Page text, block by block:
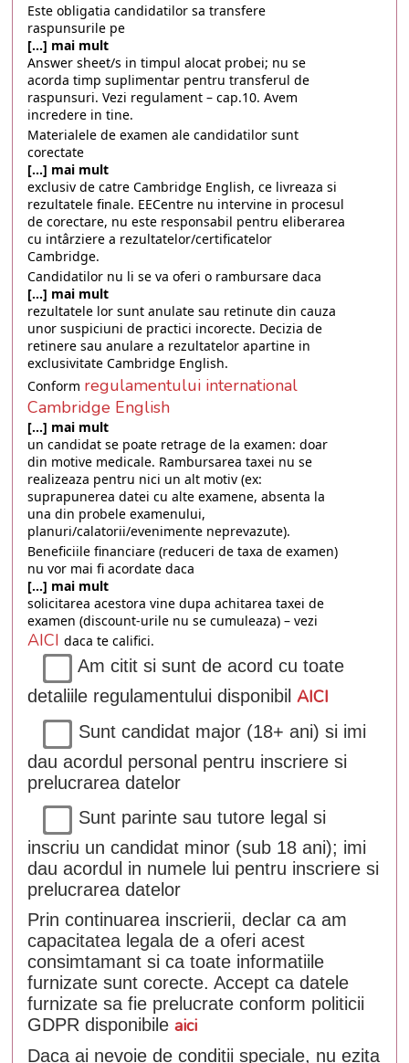
Este obligatia candidatilor sa transfere
raspunsurile pe
[...] mai mult
Answer sheet/s in timpul alocat probei; nu se
acorda timp suplimentar pentru transferul de
raspunsuri. Vezi regulament – cap.10. Avem
incredere in tine.
Materialele de examen ale candidatilor sunt
corectate
[...] mai mult
exclusiv de catre Cambridge English, ce livreaza si
rezultatele finale. EECentre nu intervine in procesul
de corectare, nu este responsabil pentru eliberarea
cu intârziere a rezultatelor/certificatelor
Cambridge.
Candidatilor nu li se va oferi o rambursare daca
[...] mai mult
rezultatele lor sunt anulate sau retinute din cauza
unor suspiciuni de practici incorecte. Decizia de
retinere sau anulare a rezultatelor apartine in
exclusivitate Cambridge English.
Conform regulamentului international
Cambridge English
[...] mai mult
un candidat se poate retrage de la examen: doar
din motive medicale. Rambursarea taxei nu se
realizeaza pentru nici un alt motiv (ex:
suprapunerea datei cu alte examene, absenta la
una din probele examenului,
planuri/calatorii/evenimente neprevazute).
Beneficiile financiare (reduceri de taxa de examen)
nu vor mai fi acordate daca
[...] mai mult
solicitarea acestora vine dupa achitarea taxei de
examen (discount-urile nu se cumuleaza) – vezi
AICI daca te califici.
Am citit si sunt de acord cu toate
detaliile regulamentului disponibil AICI
Sunt candidat major (18+ ani) si imi
dau acordul personal pentru inscriere si
prelucrarea datelor
Sunt parinte sau tutore legal si
inscriu un candidat minor (sub 18 ani); imi
dau acordul in numele lui pentru inscriere si
prelucrarea datelor
Prin continuarea inscrierii, declar ca am
capacitatea legala de a oferi acest
consimtamant si ca toate informatiile
furnizate sunt corecte. Accept ca datele
furnizate sa fie prelucrate conform politicii
GDPR disponibile aici
Daca ai nevoie de conditii speciale, nu ezita